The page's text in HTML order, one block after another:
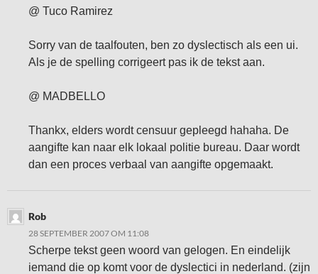
@ Tuco Ramirez
Sorry van de taalfouten, ben zo dyslectisch als een ui.
Als je de spelling corrigeert pas ik de tekst aan.
@ MADBELLO
Thankx, elders wordt censuur gepleegd hahaha. De
aangifte kan naar elk lokaal politie bureau. Daar wordt
dan een proces verbaal van aangifte opgemaakt.
Rob
28 SEPTEMBER 2007 OM 11:08
Scherpe tekst geen woord van gelogen. En eindelijk
iemand die op komt voor de dyslectici in nederland. (zijn